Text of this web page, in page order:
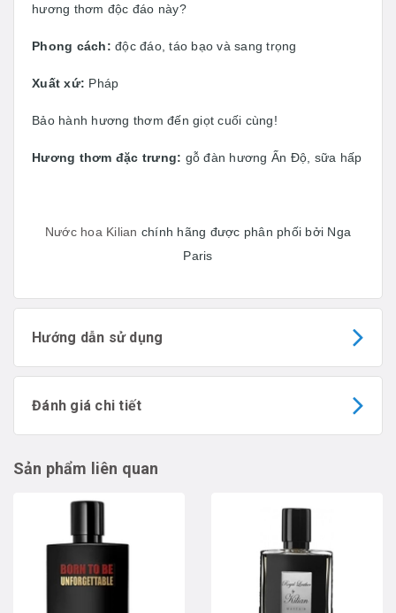
hương thơm độc đáo này?
Phong cách: độc đáo, táo bạo và sang trọng
Xuất xứ: Pháp
Bảo hành hương thơm đến giọt cuối cùng!
Hương thơm đặc trưng: gỗ đàn hương Ấn Độ, sữa hấp
Nước hoa Kilian chính hãng được phân phối bởi Nga
Paris
Hướng dẫn sử dụng
Đánh giá chi tiết
Sản phẩm liên quan